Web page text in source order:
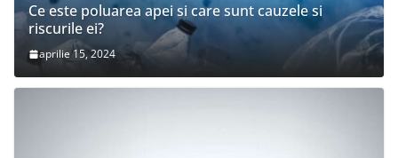
Ce este poluarea apei si care sunt cauzele si
riscurile ei?
aprilie 15, 2024